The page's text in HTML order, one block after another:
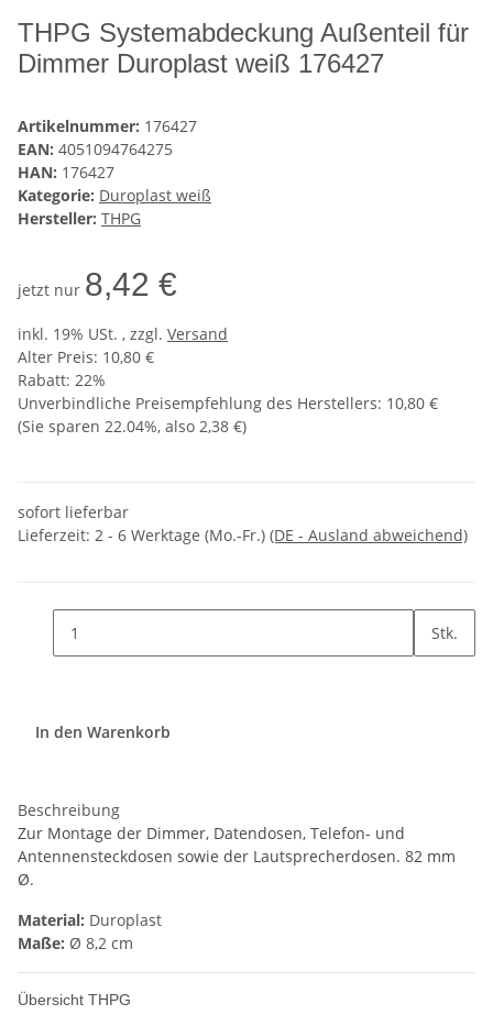
THPG Systemabdeckung Außenteil für
Dimmer Duroplast weiß 176427
Artikelnummer: 176427
EAN: 4051094764275
HAN: 176427
Kategorie: Duroplast weiß
Hersteller: THPG
jetzt nur 8,42 €
inkl. 19% USt. , zzgl. Versand
Alter Preis: 10,80 €
Rabatt: 22%
Unverbindliche Preisempfehlung des Herstellers: 10,80 €
(Sie sparen 22.04%, also 2,38 €)
sofort lieferbar
Lieferzeit: 2 - 6 Werktage (Mo.-Fr.) (DE - Ausland abweichend)
Stk.
In den Warenkorb
Beschreibung
Zur Montage der Dimmer, Datendosen, Telefon- und
Antennensteckdosen sowie der Lautsprecherdosen. 82 mm
Ø.
Material: Duroplast
Maße: Ø 8,2 cm
Übersicht THPG